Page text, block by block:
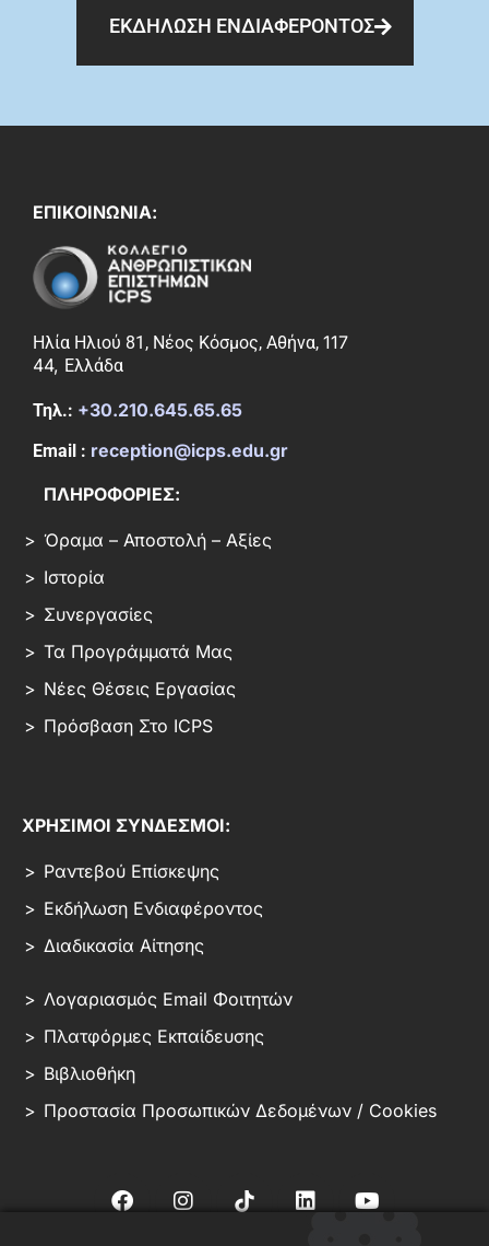
ΕΚΔΗΛΩΣΗ ΕΝΔΙΑΦΕΡΟΝΤΟΣ
ΕΠΙΚΟΙΝΩΝΙΑ:
Ηλία Ηλιού 81, Νέος Κόσμος, Αθήνα, 117
44, Ελλάδα
Τηλ.: +30.210.645.65.65
Email : reception@icps.edu.gr
ΠΛΗΡΟΦΟΡΙΕΣ:
Όραμα – Αποστολή – Αξίες
Ιστορία
Συνεργασίες
Τα Προγράμματά Μας
Νέες Θέσεις Εργασίας
Πρόσβαση Στο ICPS
ΧΡΗΣΙΜΟΙ ΣΥΝΔΕΣΜΟΙ:
Ραντεβού Επίσκεψης
Εκδήλωση Ενδιαφέροντος
Διαδικασία Αίτησης
Λογαριασμός Email Φοιτητών
Πλατφόρμες Εκπαίδευσης
Βιβλιοθήκη
Προστασία Προσωπικών Δεδομένων / Cookies